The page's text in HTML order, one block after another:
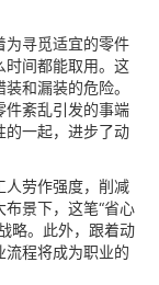
寻觅适宜的零件
时间都能取用。这
和漏装的危险。
件紊乱引发的事端
的一起，进步了动
劳作强度，削减
景下，这笔“省心
略。此外，跟着动
流程将成为职业的